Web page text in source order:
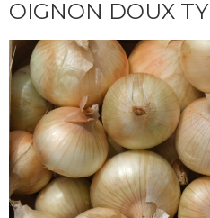
OIGNON DOUX